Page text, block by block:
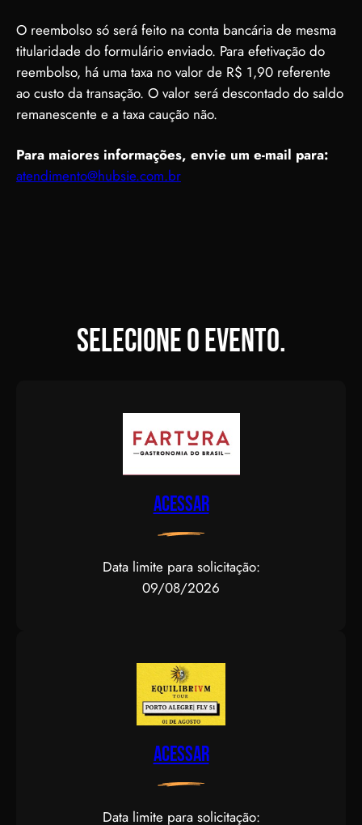
O reembolso só será feito na conta bancária de mesma
titularidade do formulário enviado. Para efetivação do
reembolso, há uma taxa no valor de R$ 1,90 referente
ao custo da transação. O valor será descontado do saldo
remanescente e a taxa caução não.
Para maiores informações, envie um e-mail para:
atendimento@hubsie.com.br
Selecione o evento.
Acessar
Data limite para solicitação:
09/08/2026
Acessar
Data limite para solicitação: